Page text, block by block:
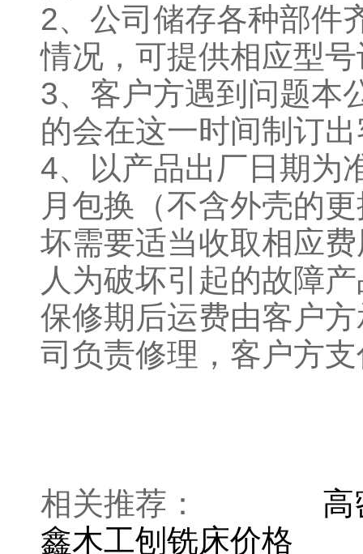
2、公司储存各种部件
情况，可提供相应型
3、客户方遇到问题本
的会在这一时间制订
4、以产品出厂日期为
月包换（不含外壳的
坏需要适当收取相应
人为破坏引起的故障
保修期后运费由客户
司负责修理，客户方
相关推荐：
高
鑫木工刨铣床价格